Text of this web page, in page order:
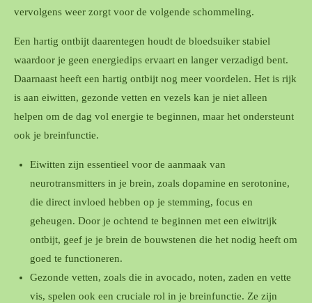
vervolgens weer zorgt voor de volgende schommeling.
Een hartig ontbijt daarentegen houdt de bloedsuiker stabiel
waardoor je geen energiedips ervaart en langer verzadigd bent.
Daarnaast heeft een hartig ontbijt nog meer voordelen. Het is rijk
is aan eiwitten, gezonde vetten en vezels kan je niet alleen
helpen om de dag vol energie te beginnen, maar het ondersteunt
ook je breinfunctie.
Eiwitten zijn essentieel voor de aanmaak van
neurotransmitters in je brein, zoals dopamine en serotonine,
die direct invloed hebben op je stemming, focus en
geheugen. Door je ochtend te beginnen met een eiwitrijk
ontbijt, geef je je brein de bouwstenen die het nodig heeft om
goed te functioneren.
Gezonde vetten, zoals die in avocado, noten, zaden en vette
vis, spelen ook een cruciale rol in je breinfunctie. Ze zijn